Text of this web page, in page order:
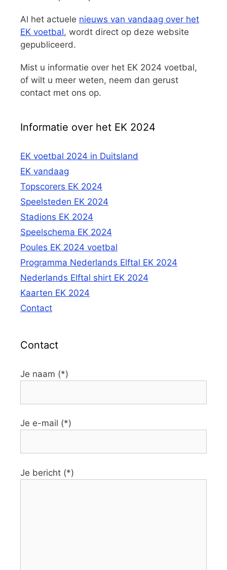
Al het actuele nieuws van vandaag over het
EK voetbal, wordt direct op deze website
gepubliceerd.
Mist u informatie over het EK 2024 voetbal,
of wilt u meer weten, neem dan gerust
contact met ons op.
Informatie over het EK 2024
EK voetbal 2024 in Duitsland
EK vandaag
Topscorers EK 2024
Speelsteden EK 2024
Stadions EK 2024
Speelschema EK 2024
Poules EK 2024 voetbal
Programma Nederlands Elftal EK 2024
Nederlands Elftal shirt EK 2024
Kaarten EK 2024
Contact
Contact
Je naam (*)
Je e-mail (*)
Je bericht (*)